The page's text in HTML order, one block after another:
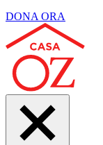
DONA ORA